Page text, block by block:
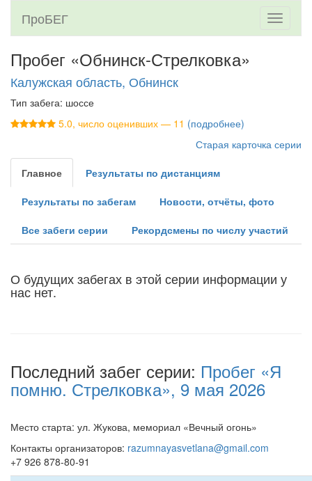
Toggle
ПроБЕГ
Пробег «Обнинск-Стрелковка»
Калужская область, Обнинск
Тип забега: шоссе
5.0, число оценивших — 11 (подробнее)
Старая карточка серии
Главное Результаты по дистанциям
Результаты по забегам Новости, отчёты, фото
Все забеги серии Рекордсмены по числу участий
О будущих забегах в этой серии информации у
нас нет.
Последний забег серии: Пробег «Я
помню. Стрелковка», 9 мая 2026
Место старта: ул. Жукова, мемориал «Вечный огонь»
Контакты организаторов: razumnayasvetlana@gmail.com
+7 926 878-80-91